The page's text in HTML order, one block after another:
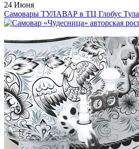
24 Июня
Самовары ТУЛАВАР в ТЦ Глобус Тула